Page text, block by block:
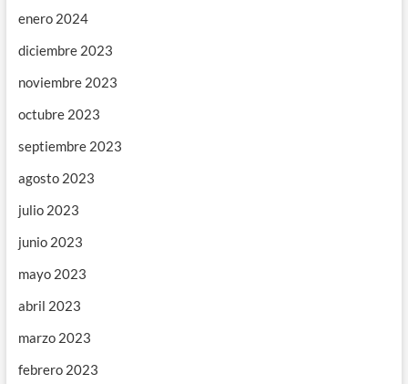
enero 2024
diciembre 2023
noviembre 2023
octubre 2023
septiembre 2023
agosto 2023
julio 2023
junio 2023
mayo 2023
abril 2023
marzo 2023
febrero 2023